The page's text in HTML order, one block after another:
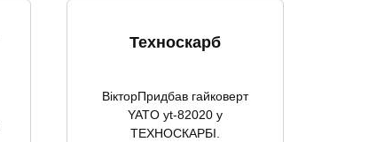
Техноскарб
ВікторПридбав гайковерт
YATO yt-82020 у
ТЕХНОСКАРБІ.